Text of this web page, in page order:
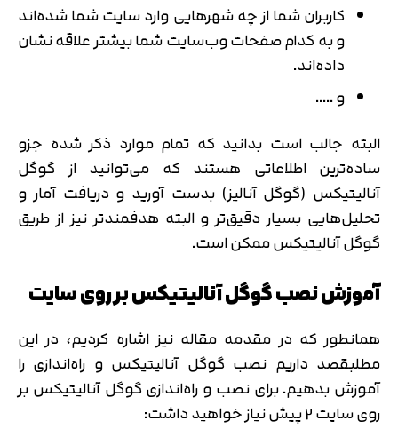
کاربران شما از چه شهرهایی وارد سایت شما شده‌اند
و به کدام صفحات وب‌سایت شما بیشتر علاقه نشان
داده‌اند.
و …..
البته جالب است بدانید که تمام موارد ذکر شده جزو
ساده‌ترین اطلاعاتی هستند که می‌توانید از گوگل
آنالیتیکس (گوگل آنالیز) بدست آورید و دریافت آمار و
تحلیل‌هایی بسیار دقیق‌تر و البته هدفمندتر نیز از طریق
گوگل آنالیتیکس ممکن است.
آموزش نصب گوگل آنالیتیکس بر روی سایت
همانطور که در مقدمه مقاله نیز اشاره کردیم، در این
مطلبقصد داریم نصب گوگل آنالیتیکس و راه‌اندازی را
آموزش بدهیم. برای نصب و راه‌اندازی گوگل آنالیتیکس بر
روی سایت 2 پیش نیاز خواهید داشت: